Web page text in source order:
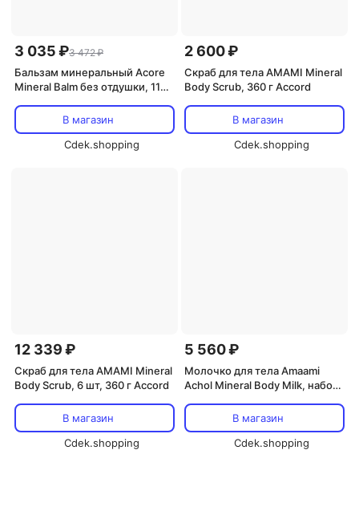
3 035 ₽3 472 ₽
Бальзам минеральный Acore
Mineral Balm без отдушки, 110 г
В магазин
Cdek.shopping
2 600 ₽
Скраб для тела AMAMI Mineral
Body Scrub, 360 г Accord
В магазин
Cdek.shopping
12 339 ₽
Скраб для тела AMAMI Mineral
Body Scrub, 6 шт, 360 г Accord
В магазин
Cdek.shopping
5 560 ₽
Молочко для тела Amaami
Achol Mineral Body Milk, набор
аромат AccordВ магазин
Cdek.shopping